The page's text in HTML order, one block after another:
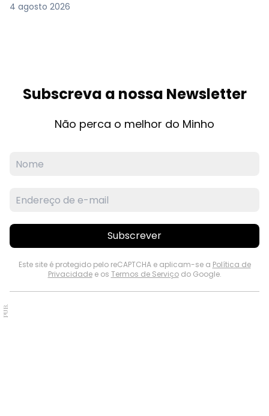
4 agosto 2026
Subscreva a nossa Newsletter
Não perca o melhor do Minho
Subscrever
Este site é protegido pelo reCAPTCHA e aplicam-se a Política de
Privacidadee os Termos de Serviçodo Google.
PUB.